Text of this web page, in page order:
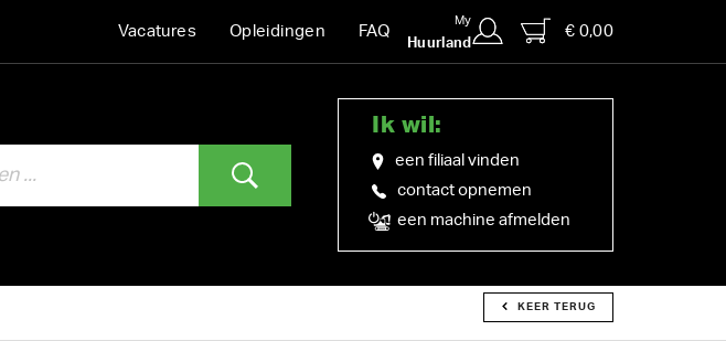
Vacatures Opleidingen FAQ
My
Huurland
€ 0,00
Ik wil:
een filiaal vinden
contact opnemen
een machine afmelden
KEER TERUG